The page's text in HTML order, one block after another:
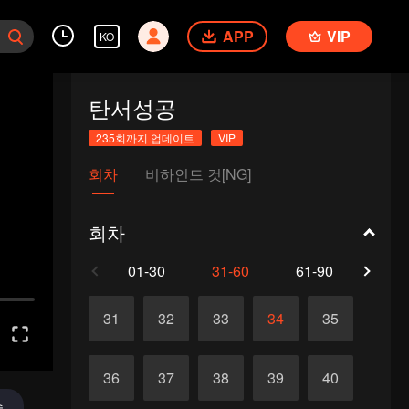
KO APP VIP
탄서성공
235회까지 업데이트 VIP
회차 비하인드 컷[NG]
회차
01-30 31-60 61-90
31 32 33 34 35
36 37 38 39 40